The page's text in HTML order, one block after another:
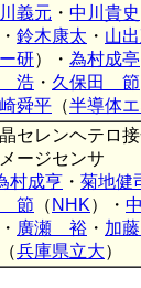
義元 ・ 中川貴史
・ 鈴木康太 ・ 山
研）・ 為村成亭
浩 ・ 久保田 節
舜平 （半導体
セレンヘテロ
ージセンサ
村成亨 ・ 菊地健
節 （ NHK）・
・ 廣瀬 裕 ・ 加
（兵庫県立大）